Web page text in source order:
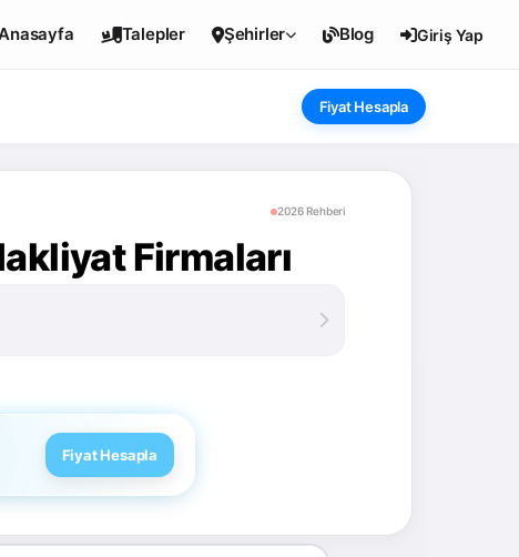
Talepler Şehirler Blog Giriş Yap
Fiyat Hesapla
2026 Rehberi
Firmaları
Fiyat Hesapla